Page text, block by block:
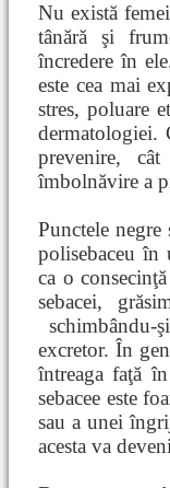
Nu există
tânără şi
încredere în
este cea mai
stres, poluare
dermatologiei.
prevenire,
îmbolnăvire a
Punctele
polisebaceu în
ca o
sebacei,
schimbându-
excretor. În
întreaga faţă
sebacee este
sau a unei
acesta va